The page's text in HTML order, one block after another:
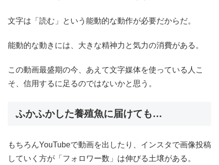
文字は「読む」という能動的な動作が必要だからだ。
能動的な動きには、大きな精神力と気力の消費がある。
この動画最盛期の今、あえて文字媒体を使っている人こ
そ、信用するに足るのではないかと思う。
ふかふかした養殖魚に届けても…
もちろんYouTubeで動画を出したり、インスタで画像投稿
していく方が「フォロワー数」は伸びる土壌がある。